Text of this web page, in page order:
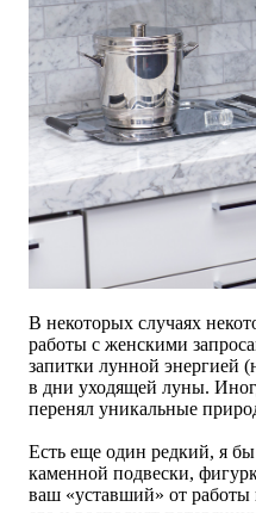
В некоторых случаях
работы с женскими
запитки лунной энергией
в дни уходящей луны.
перенял уникальные
Есть еще один редкий, я бы
каменной подвески,
ваш «уставший» от работы